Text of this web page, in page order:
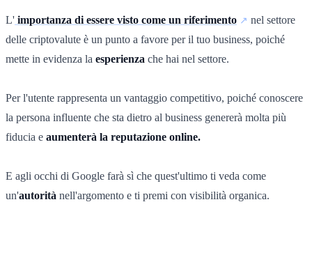
L' importanza di essere visto come un riferimento
nel settore
delle criptovalute è un punto a favore per il tuo business, poiché
mette in evidenza la esperienza che hai nel settore.
Per l'utente rappresenta un vantaggio competitivo, poiché conoscere
la persona influente che sta dietro al business genererà molta più
fiducia e aumenterà la reputazione online.
E agli occhi di Google farà sì che quest'ultimo ti veda come
un'autorità nell'argomento e ti premi con visibilità organica.